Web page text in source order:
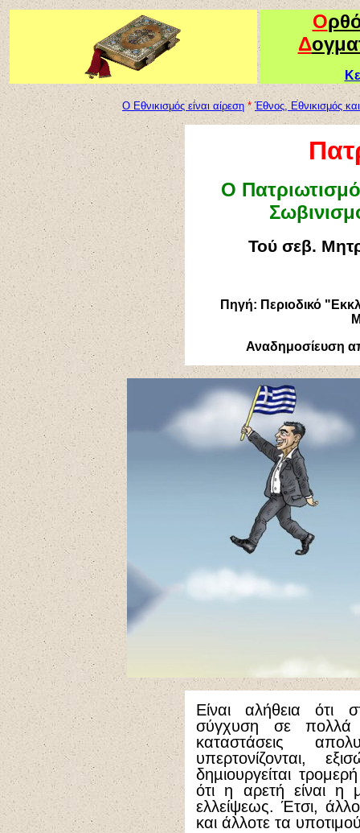
Ο
Δ
Ο Εθνικισμός είναι αίρεση* Έθνος, Εθνικισμός
Ο
Τού σεβ.
Πηγή: Περιοδικό
Αναδημοσίευση
Είναι αλήθεια ότι
σύγχυση σε πολλά
καταστάσεις
υπερτονίζονται,
δηµιουργείται
ότι η αρετή είναι η
ελλείψεως. Έτσι,
και άλλοτε τα